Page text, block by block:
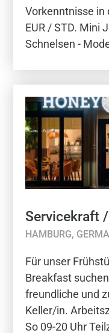
Vorkenntnisse in
EUR / STD. Mini
Schnelsen -
Servicekraft
HAMBURG,
Für unser
Breakfast
freundliche und
Keller/in.
So 09-20 Uhr